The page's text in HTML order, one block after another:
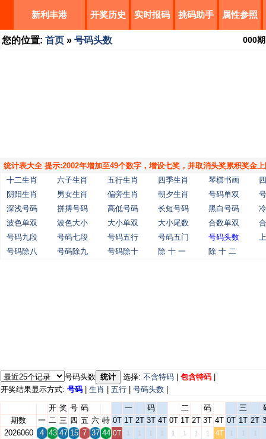
新利丰港 开奖历史 实时报码 挑码助手 属性参照
您的位置: 首页 » 号码头数 000期
统计表大全 提示:2002年增加至49个数字，增设七奖，并取消头奖累积奖金
十二生肖
六子生肖 五行生肖 四季生肖 琴棋书画
阴阳生肖
男女生肖 偏旁生肖 朝夕生肖 号码单双
深浅号码
拼搏号码 高低号码 长短号码 黑白号码
波色单双
波色大小 大小单双 大小尾数 合数单双
号码九段
号码七段 号码五行 号码五门 号码头数
号码除八
号码除九 号码除十 除 十 一 除 十 二
号码头数 统计 选择: 不含特码 包含特码
开奖结果显示方式: 号码 生肖 五行 号码头数
开 奖 号 码 一 码 二 码 三
期数
一 二 三 四 五 六 特 0T 1T 2T 3T 4T 0T 1T 2T 3T 4T 0T 1T 2T
2026060
4 43 47 15 7 37 44 0T 1 1 1 1 1 1 1 1 4T 1 1 1